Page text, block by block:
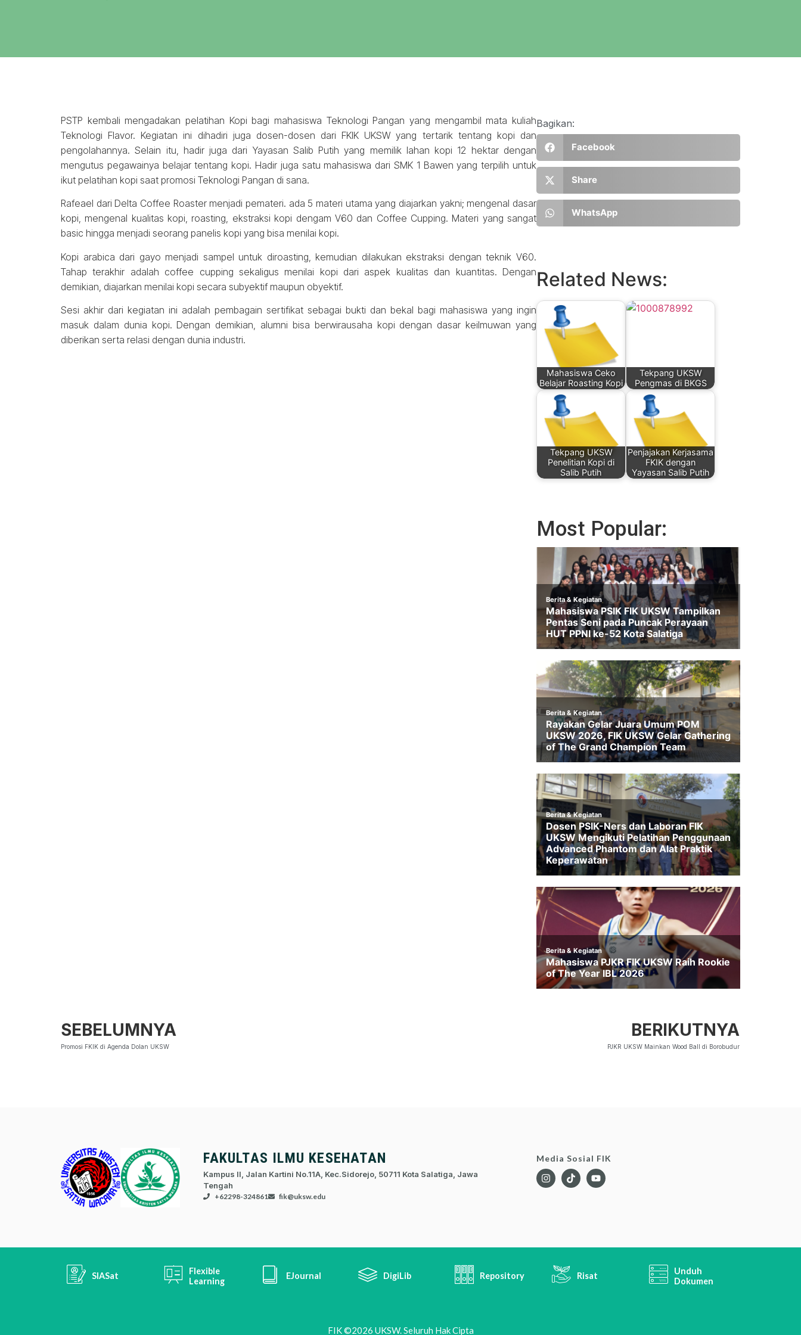
PSTP kembali mengadakan pelatihan Kopi bagi mahasiswa Teknologi Pangan yang mengambil mata kuliah
Teknologi Flavor. Kegiatan ini dihadiri juga dosen-dosen dari FKIK UKSW yang tertarik tentang kopi dan
pengolahannya. Selain itu, hadir juga dari Yayasan Salib Putih yang memilik lahan kopi 12 hektar dengan
mengutus pegawainya belajar tentang kopi. Hadir juga satu mahasiswa dari SMK 1 Bawen yang terpilih untuk
ikut pelatihan kopi saat promosi Teknologi Pangan di sana.
Rafeael dari Delta Coffee Roaster menjadi pemateri. ada 5 materi utama yang diajarkan yakni; mengenal dasar
kopi, mengenal kualitas kopi, roasting, ekstraksi kopi dengam V60 dan Coffee Cupping. Materi yang sangat
basic hingga menjadi seorang panelis kopi yang bisa menilai kopi.
Kopi arabica dari gayo menjadi sampel untuk diroasting, kemudian dilakukan ekstraksi dengan teknik V60.
Tahap terakhir adalah coffee cupping sekaligus menilai kopi dari aspek kualitas dan kuantitas. Dengan
demikian, diajarkan menilai kopi secara subyektif maupun obyektif.
Sesi akhir dari kegiatan ini adalah pembagain sertifikat sebagai bukti dan bekal bagi mahasiswa yang ingin
masuk dalam dunia kopi. Dengan demikian, alumni bisa berwirausaha kopi dengan dasar keilmuwan yang
diberikan serta relasi dengan dunia industri.
Bagikan:
Facebook
Share
WhatsApp
Related News:
Mahasiswa Ceko
Belajar Roasting Kopi
Tekpang UKSW
Pengmas di BKGS
Tekpang UKSW
Penelitian Kopi di
Salib Putih
Penjajakan Kerjasama
FKIK dengan
Yayasan Salib Putih
Most Popular:
SEBELUMNYA
Promosi FKIK di Agenda Dolan UKSW
BERIKUTNYA
PJKR UKSW Mainkan Wood Ball di Borobudur
FAKULTAS ILMU KESEHATAN
Kampus II, Jalan Kartini No.11A, Kec.Sidorejo, 50711 Kota Salatiga, Jawa
Tengah
+62298-324861 fik@uksw.edu
Media Sosial FIK
SIASat
Flexible
Learning
EJournal DigiLib Repository Risat
Unduh
Dokumen
FIK ©2026 UKSW. Seluruh Hak Cipta